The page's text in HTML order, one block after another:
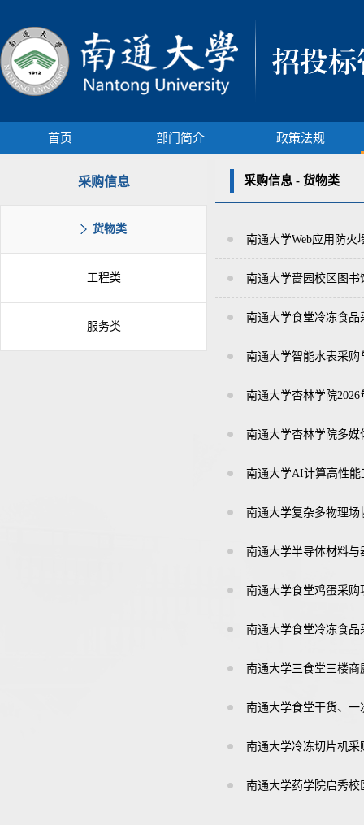
首页 部门简介 政策法规
采购信息
货物类
工程类
服务类
采购信息 - 货物类
南通大学Web应用防火
南通大学啬园校区图
南通大学食堂冷冻食
南通大学智能水表采
南通大学杏林学院
南通大学杏林学院多
南通大学AI计算高性能
南通大学复杂多物理
南通大学半导体材料
南通大学食堂鸡蛋采
南通大学食堂冷冻食品
南通大学三食堂三楼
南通大学食堂干货、
南通大学冷冻切片机
南通大学药学院启秀